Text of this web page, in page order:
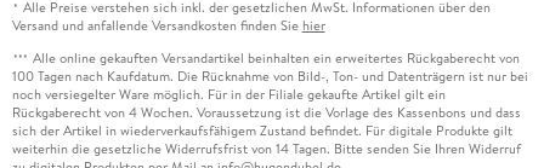
* Alle Preise verstehen sich inkl. der gesetzlichen MwSt. Informationen über den
Versand und anfallende Versandkosten finden Sie hier
*** Alle online gekauften Versandartikel beinhalten ein erweitertes Rückgaberecht von
100 Tagen nach Kaufdatum. Die Rücknahme von Bild-, Ton- und Datenträgern ist nur bei
noch versiegelter Ware möglich. Für in der Filiale gekaufte Artikel gilt ein
Rückgaberecht von 4 Wochen. Voraussetzung ist die Vorlage des Kassenbons und dass
sich der Artikel in wiederverkaufsfähigem Zustand befindet. Für digitale Produkte gilt
weiterhin die gesetzliche Widerrufsfrist von 14 Tagen. Bitte senden Sie Ihren Widerruf